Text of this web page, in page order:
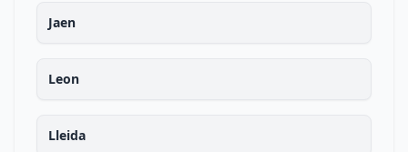
Jaen
Leon
Lleida